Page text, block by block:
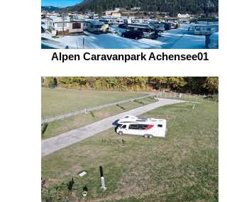
Alpen Caravanpark Achensee01